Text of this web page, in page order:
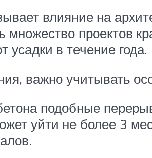
влияние на
множество проектов
усадки в течение года.
важно учитывать
подобные
уйти не более 3